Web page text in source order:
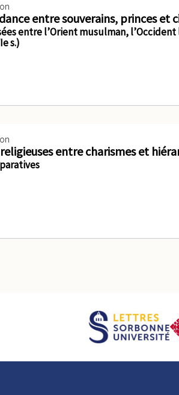
entre souverains, princes et
entre l’Orient musulman,
s.)
entre charismes et